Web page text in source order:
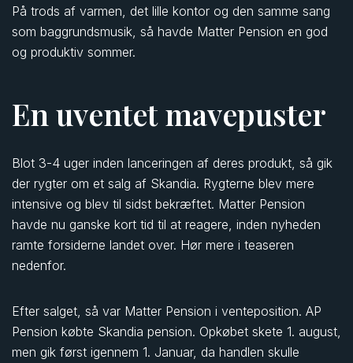
På trods af varmen, det lille kontor og den samme sang
som baggrundsmusik, så havde Matter Pension en god
og produktiv sommer.
En uventet mavepuster
Blot 3-4 uger inden lanceringen af deres produkt, så gik
der rygter om et salg af Skandia. Rygterne blev mere
intensive og blev til sidst bekræftet. Matter Pension
havde nu ganske kort tid til at reagere, inden nyheden
ramte forsiderne landet over. Hør mere i teaseren
nedenfor.
Efter salget, så var Matter Pension i venteposition. AP
Pension købte Skandia pension. Opkøbet skete 1. august,
men gik først igennem 1. Januar, da handlen skulle